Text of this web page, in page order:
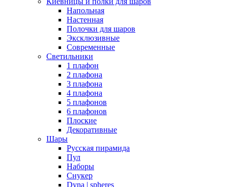
Напольная
Настенная
Полочки для шаров
Эксклюзивные
Современные
Светильники
1 плафон
2 плафона
3 плафона
4 плафона
5 плафонов
6 плафонов
Плоские
Декоративные
Шары
Русская пирамида
Пул
Наборы
Снукер
Dyna | spheres